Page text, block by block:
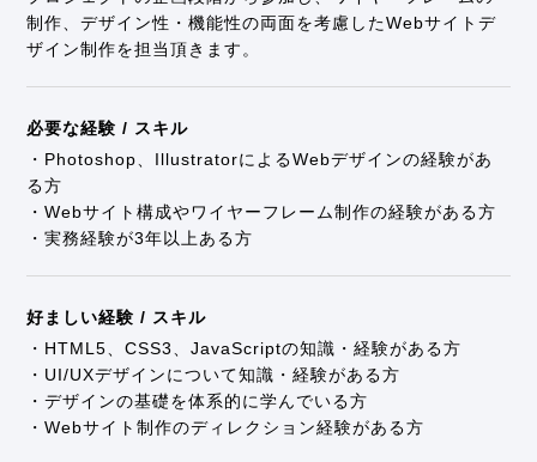
制作、デザイン性・機能性の両面を考慮したWebサイトデ
ザイン制作を担当頂きます。
必要な経験 / スキル
・Photoshop、IllustratorによるWebデザインの経験があ
る方
・Webサイト構成やワイヤーフレーム制作の経験がある方
・実務経験が3年以上ある方
好ましい経験 / スキル
・HTML5、CSS3、JavaScriptの知識・経験がある方
・UI/UXデザインについて知識・経験がある方
・デザインの基礎を体系的に学んでいる方
・Webサイト制作のディレクション経験がある方